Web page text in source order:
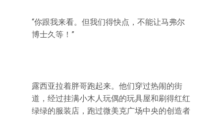
“你跟我来看。但我们得快点，不能让马弗尔
博士久等！”
露西亚拉着胖哥跑起来。他们穿过热闹的街
道，经过挂满小木人玩偶的玩具屋和刷得红红
绿绿的服装店，跑过微美克广场中央的创造者